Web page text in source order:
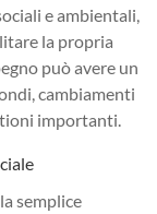
e ambientali,
la propria
può avere un
cambiamenti
importanti.
semplice